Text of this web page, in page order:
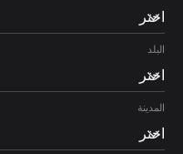
اختر
البلد
اختر
المدينة
اختر